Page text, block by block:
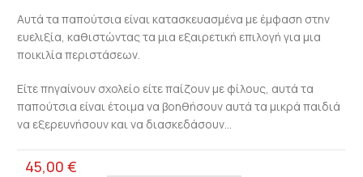
Αυτά τα παπούτσια είναι κατασκευασμένα με έμφαση στην
ευελιξία, καθιστώντας τα μια εξαιρετική επιλογή για μια
ποικιλία περιστάσεων.
Είτε πηγαίνουν σχολείο είτε παίζουν με φίλους, αυτά τα
παπούτσια είναι έτοιμα να βοηθήσουν αυτά τα μικρά παιδιά
να εξερευνήσουν και να διασκεδάσουν…
45,00 €